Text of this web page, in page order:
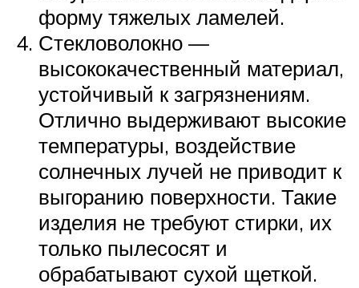
форму тяжелых ламелей.
Стекловолокно —
высококачественный материал,
устойчивый к загрязнениям.
Отлично выдерживают высокие
температуры, воздействие
солнечных лучей не приводит к
выгоранию поверхности. Такие
изделия не требуют стирки, их
только пылесосят и
обрабатывают сухой щеткой.